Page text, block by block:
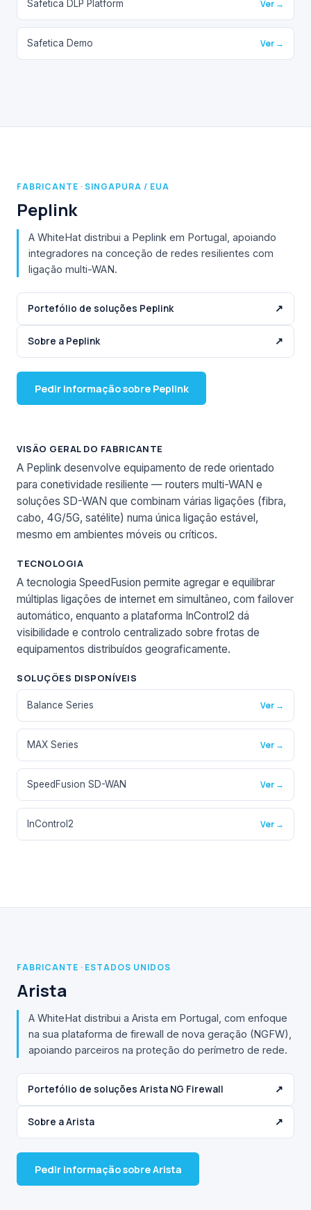
Safetica DLP Platform Ver →
Safetica Demo Ver →
FABRICANTE · SINGAPURA / EUA
Peplink
A WhiteHat distribui a Peplink em Portugal, apoiando
integradores na conceção de redes resilientes com
ligação multi-WAN.
Portefólio de soluções Peplink ↗
Sobre a Peplink ↗
Pedir informação sobre Peplink
VISÃO GERAL DO FABRICANTE
A Peplink desenvolve equipamento de rede orientado
para conetividade resiliente — routers multi-WAN e
soluções SD-WAN que combinam várias ligações (fibra,
cabo, 4G/5G, satélite) numa única ligação estável,
mesmo em ambientes móveis ou críticos.
TECNOLOGIA
A tecnologia SpeedFusion permite agregar e equilibrar
múltiplas ligações de internet em simultâneo, com failover
automático, enquanto a plataforma InControl2 dá
visibilidade e controlo centralizado sobre frotas de
equipamentos distribuídos geograficamente.
SOLUÇÕES DISPONÍVEIS
Balance Series Ver →
MAX Series Ver →
SpeedFusion SD-WAN Ver →
InControl2 Ver →
FABRICANTE · ESTADOS UNIDOS
Arista
A WhiteHat distribui a Arista em Portugal, com enfoque
na sua plataforma de firewall de nova geração (NGFW),
apoiando parceiros na proteção do perímetro de rede.
Portefólio de soluções Arista NG Firewall ↗
Sobre a Arista ↗
Pedir informação sobre Arista